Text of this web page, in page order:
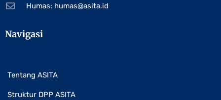
Humas: humas@asita.id
Navigasi
Tentang ASITA
Struktur DPP ASITA